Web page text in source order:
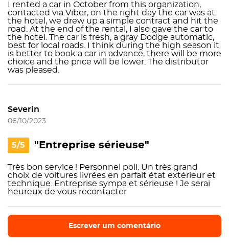
I rented a car in October from this organization,
contacted via Viber, on the right day the car was at
the hotel, we drew up a simple contract and hit the
road. At the end of the rental, I also gave the car to
the hotel. The car is fresh, a gray Dodge automatic,
best for local roads. I think during the high season it
is better to book a car in advance, there will be more
choice and the price will be lower. The distributor
was pleased.
Severin
06/10/2023
5/5 "Entreprise sérieuse"
Très bon service ! Personnel poli. Un très grand
choix de voitures livrées en parfait état extérieur et
technique. Entreprise sympa et sérieuse ! Je serai
heureux de vous recontacter
Escrever um comentário